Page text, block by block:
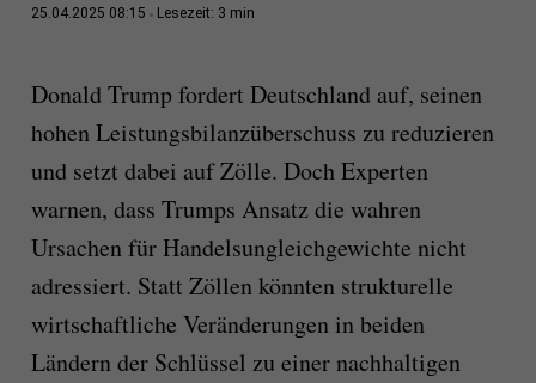
25.04.2025 08:15 Lesezeit: 3 min
Donald Trump fordert Deutschland auf, seinen
hohen Leistungsbilanzüberschuss zu reduzieren
und setzt dabei auf Zölle. Doch Experten
warnen, dass Trumps Ansatz die wahren
Ursachen für Handelsungleichgewichte nicht
adressiert. Statt Zöllen könnten strukturelle
wirtschaftliche Veränderungen in beiden
Ländern der Schlüssel zu einer nachhaltigen